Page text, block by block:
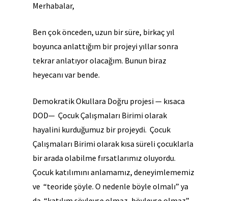
Merhabalar,
Ben çok önceden, uzun bir süre, birkaç yıl
boyunca anlattığım bir projeyi yıllar sonra
tekrar anlatıyor olacağım. Bunun biraz
heyecanı var bende.
Demokratik Okullara Doğru projesi — kısaca
DOD— Çocuk Çalışmaları Birimi olarak
hayalini kurduğumuz bir projeydi. Çocuk
Çalışmaları Birimi olarak kısa süreli çocuklarla
bir arada olabilme fırsatlarımız oluyordu.
Çocuk katılımını anlamamız, deneyimlememiz
ve “teoride şöyle. O nedenle böyle olmalı” ya